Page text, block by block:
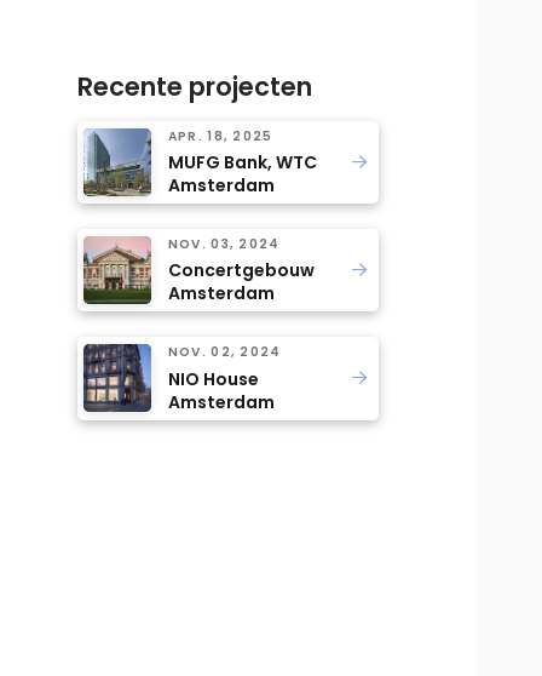
Recente projecten
APR. 18, 2025
MUFG Bank, WTC
Amsterdam
NOV. 03, 2024
Concertgebouw
Amsterdam
NOV. 02, 2024
NIO House
Amsterdam